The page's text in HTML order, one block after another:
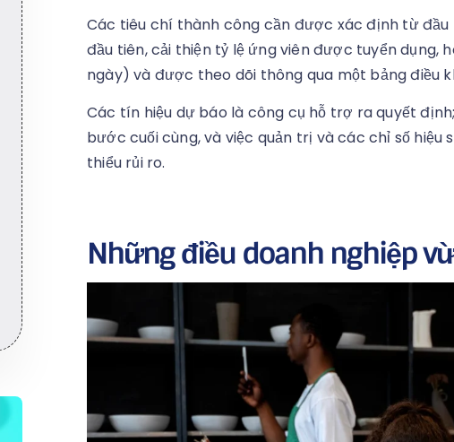
Các tiêu chí thành công cần được xác định từ
đầu tiên, cải thiện tỷ lệ ứng viên được tuyển dụng,
ngày) và được theo dõi thông qua một bảng điều
Các tín hiệu dự báo là công cụ hỗ trợ ra quyết
bước cuối cùng, và việc quản trị và các chỉ số hiệu
thiểu rủi ro.
Những điều doanh nghiệp